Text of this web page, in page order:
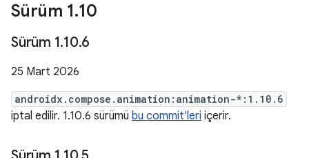
Sürüm 1.10
Sürüm 1.10.6
25 Mart 2026
androidx.compose.animation:animation-*:1.10.6
iptal edilir. 1.10.6 sürümü bu commit'leri içerir.